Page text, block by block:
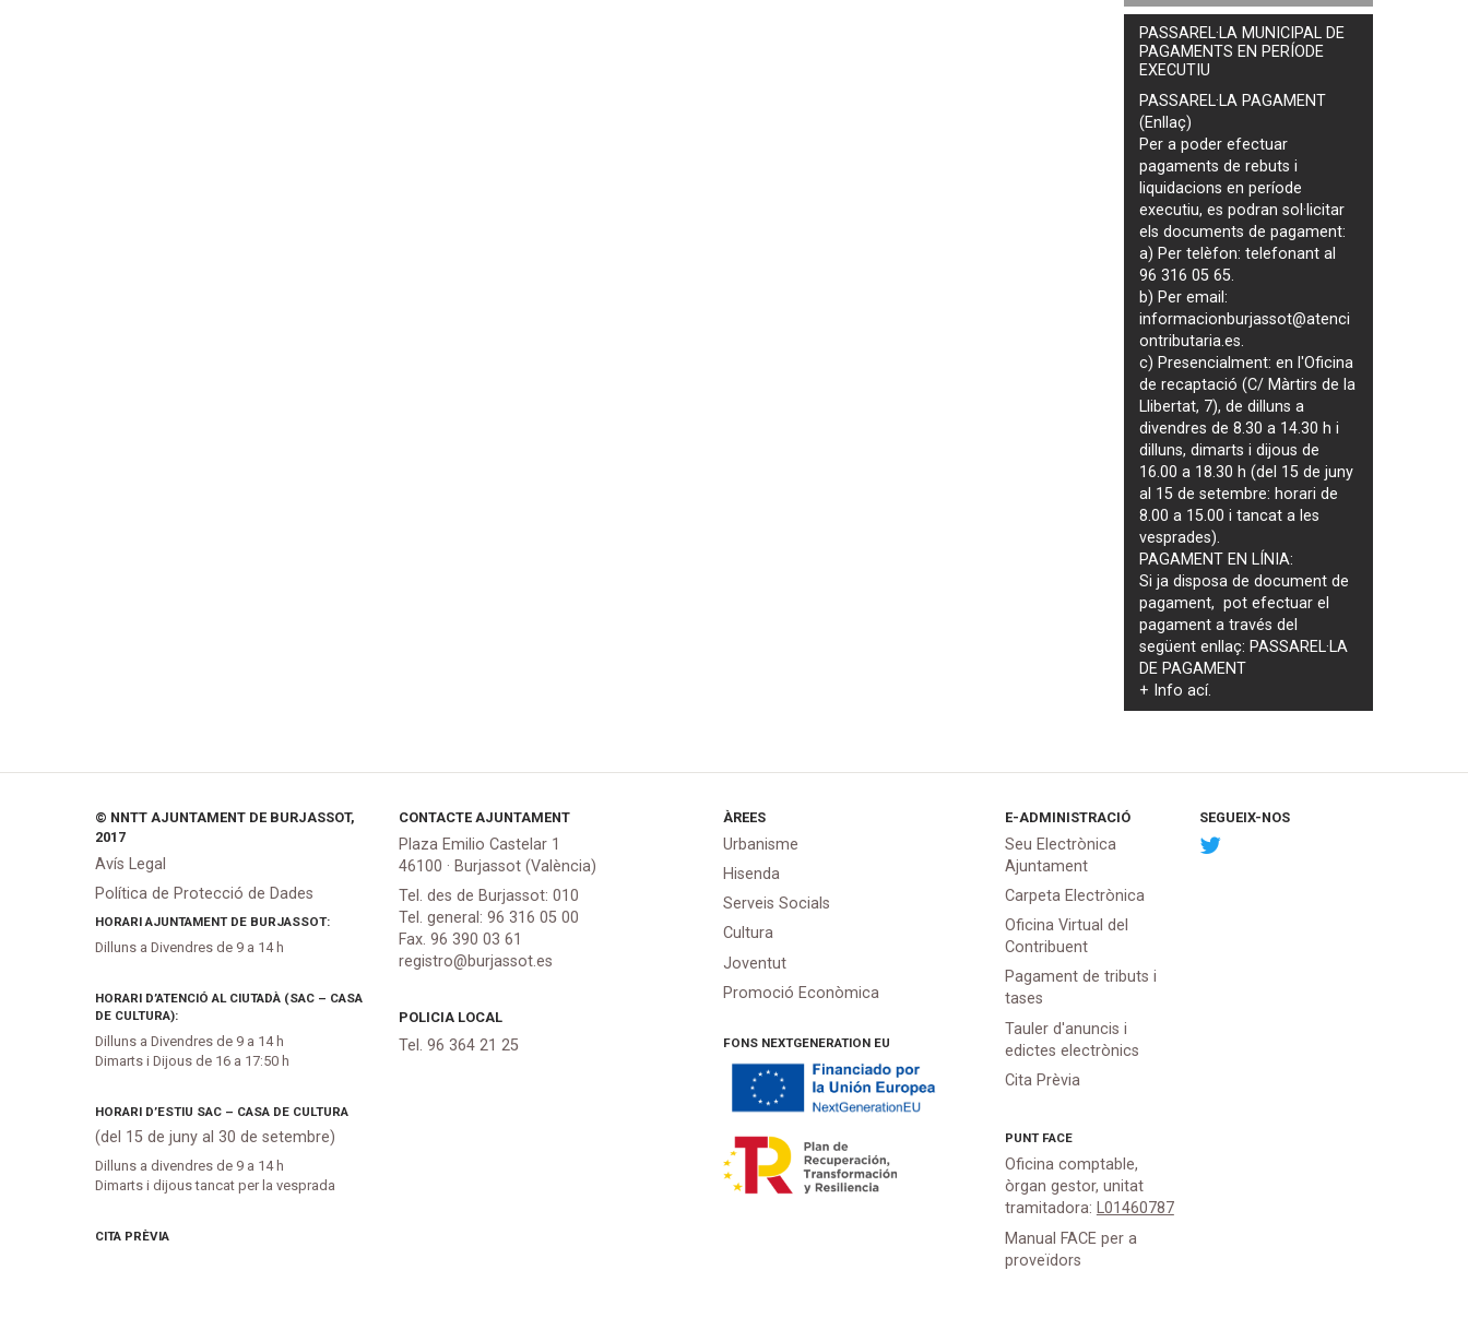
PASSAREL·LA MUNICIPAL DE
PAGAMENTS EN PERÍODE
EXECUTIU
PASSAREL·LA PAGAMENT
(Enllaç)
Per a poder efectuar
pagaments derebuts i
liquidacions en període
executiu, es podransol·licitar
els documents de pagament:
a) Per telèfon: telefonant al
96 316 05 65.
b) Per email:
informacionburjassot@atenci
ontributaria.es.
c) Presencialment: en l'Oficina
de recaptació (C/ Màrtirs de la
Llibertat, 7), de dilluns a
divendres de 8.30 a 14.30 h i
dilluns, dimarts i dijous de
16.00 a 18.30 h (del 15 de juny
al 15 de setembre: horari de
8.00 a 15.00 i tancat a les
vesprades).
PAGAMENT EN LÍNIA:
Si ja disposa de document de
pagament, pot efectuar el
pagament a través del
següent enllaç: PASSAREL·LA
DE PAGAMENT
+ Infoací.
© NNTT AJUNTAMENT DE BURJASSOT,
2017
Avís Legal
Política de Protecció de Dades
HORARI AJUNTAMENT DE BURJASSOT:
Dilluns a Divendres de 9 a 14 h
HORARI D’ATENCIÓ AL CIUTADÀ (SAC – CASA
DE CULTURA):
Dilluns a Divendres de 9 a 14 h
Dimarts i Dijous de 16 a 17:50 h
HORARI D’ESTIU SAC – CASA DE CULTURA
(del 15 de juny al 30 de setembre)
Dilluns a divendres de 9 a 14 h
Dimarts i dijous tancat per la vesprada
CITA PRÈVIA
CONTACTE AJUNTAMENT
Plaza Emilio Castelar 1
46100 · Burjassot (València)
Tel. des de Burjassot: 010
Tel. general: 96 316 05 00
Fax. 96 390 03 61
registro@burjassot.es
POLICIA LOCAL
Tel. 96 364 21 25
ÀREES
Urbanisme
Hisenda
Serveis Socials
Cultura
Joventut
Promoció Econòmica
FONS NEXTGENERATION EU
E-ADMINISTRACIÓ
Seu Electrònica
Ajuntament
Carpeta Electrònica
Oficina Virtual del
Contribuent
Pagament de tributs i
tases
Tauler d'anuncis i
edictes electrònics
Cita Prèvia
PUNT FACE
Oficina comptable,
òrgan gestor, unitat
tramitadora: L01460787
Manual FACE per a
proveïdors
SEGUEIX-NOS